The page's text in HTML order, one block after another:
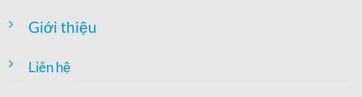
Giới thiệu
Liên hệ